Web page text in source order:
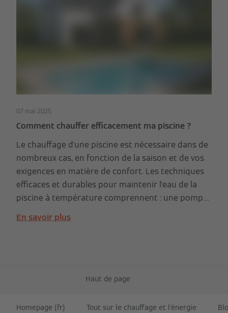
07 mai 2025
Comment chauffer efficacement ma piscine ?
Le chauffage d'une piscine est nécessaire dans de
nombreux cas, en fonction de la saison et de vos
exigences en matière de confort. Les techniques
efficaces et durables pour maintenir l'eau de la
piscine à température comprennent : une pompe
à chaleur, de préférence alimentée par des
panneaux solaires photovoltaïques, et des
En savoir plus
Haut de page
Homepage (fr) Tout sur le chauffage et l'énergie